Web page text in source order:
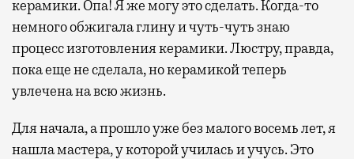
керамики. Опа! Я же могу это сделать. Когда-то
немного обжигала глину и чуть-чуть знаю
процесс изготовления керамики. Люстру, правда,
пока еще не сделала, но керамикой теперь
увлечена на всю жизнь.
Для начала, а прошло уже без малого восемь лет, я
нашла мастера, у которой училась и учусь. Это